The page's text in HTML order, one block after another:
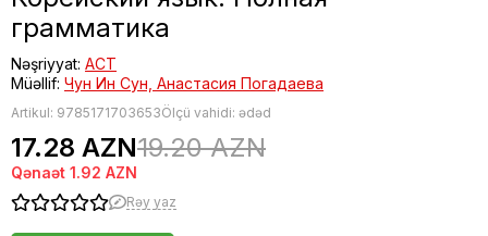
грамматика
Nəşriyyat: АСТ
Müəllif: Чун Ин Сун, Анастасия Погадаева
Artikul: 9785171703653Ölçü vahidi: ədəd
17.28 AZN19.20 AZN
Qənaət 1.92 AZN
Rəy yaz